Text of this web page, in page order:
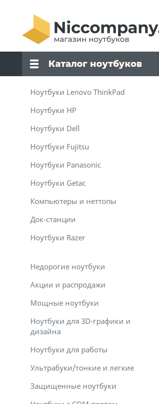
Каталог ноутбуков
Ноутбуки Lenovo ThinkPad
Ноутбуки HP
Ноутбуки Dell
Ноутбуки Fujitsu
Ноутбуки Panasonic
Ноутбуки Getac
Компьютеры и неттопы
Док-станции
Ноутбуки Razer
Недорогие ноутбуки
Акции и распродажи
Мощные ноутбуки
Ноутбуки для 3D-графики и
дизайна
Ноутбуки для работы
Ультрабуки/тонкие и легкие
Защищенные ноутбуки